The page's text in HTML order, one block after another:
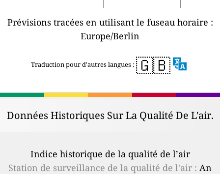
Prévisions tracées en utilisant le fuseau horaire :
Europe/Berlin
Traduction pour d'autres langues : 🇬🇧
Données Historiques Sur La Qualité De L'air.
Indice historique de la qualité de l’air
Station de surveillance de la qualité de l'air : An